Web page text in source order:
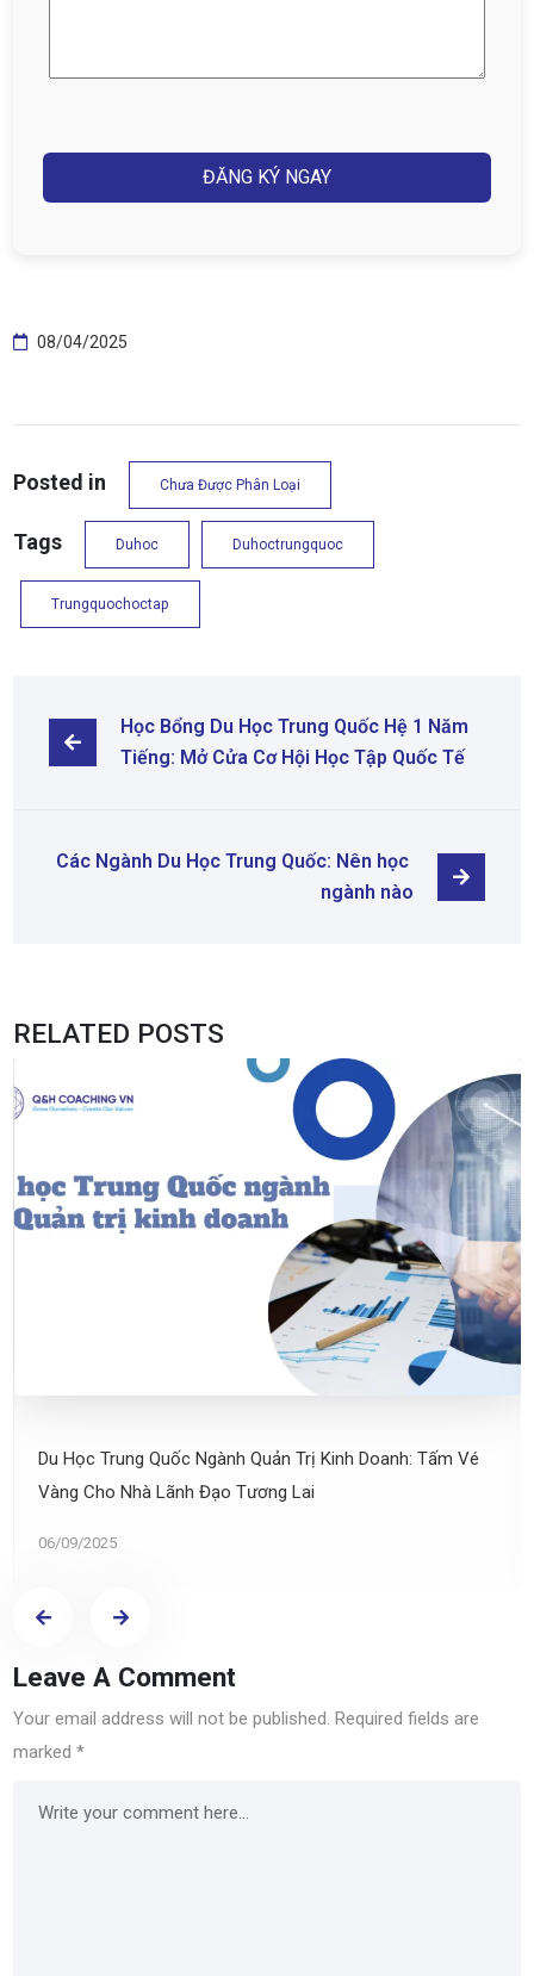
08/04/2025
Posted in Chưa Được Phân Loại
Tags Duhoc Duhoctrungquoc
Trungquochoctap
Học Bổng Du Học Trung Quốc Hệ 1 Năm
Tiếng: Mở Cửa Cơ Hội Học Tập Quốc Tế
Các Ngành Du Học Trung Quốc: Nên học
ngành nào
RELATED POSTS
Du Học Trung Quốc Ngành Quản Trị Kinh Doanh: Tấm Vé
Vàng Cho Nhà Lãnh Đạo Tương Lai
06/09/2025
Leave A Comment
Your email address will not be published. Required fields are
marked*